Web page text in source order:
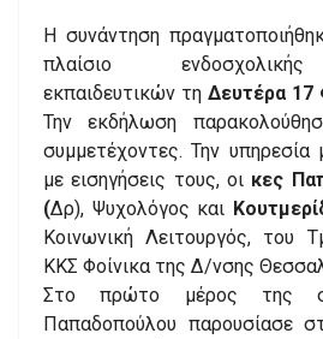
Η συνάντηση
πλαίσιο
εκπαιδευτικών τη Δευτέρα 17
Την εκδήλωση
συμμετέχοντες. Την
με εισηγήσεις τους, οι κες
(Δρ), Ψυχολόγος και
Κοινωνική Λειτουργός, του
ΚΚΣ Φοίνικα της Δ/νσης
Στο πρώτο μέρος της
Παπαδοπούλου παρουσίασε